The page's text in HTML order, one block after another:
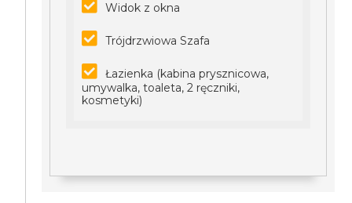
Widok z okna
Trójdrzwiowa Szafa
Łazienka (kabina prysznicowa,
umywalka, toaleta, 2 ręczniki,
kosmetyki)